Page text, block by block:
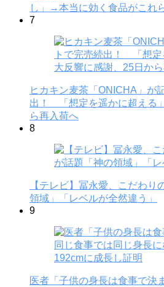
し」→本当に効く食品がこれ
7
ヒカキン麦茶「ONICHA」が
出！ 「想定を遥かに超える
ら再入荷へ
8
【テレビ】冨永愛、こだわり
領域」「レベルが全然違う」
9
医者「子供の身長は食事で決